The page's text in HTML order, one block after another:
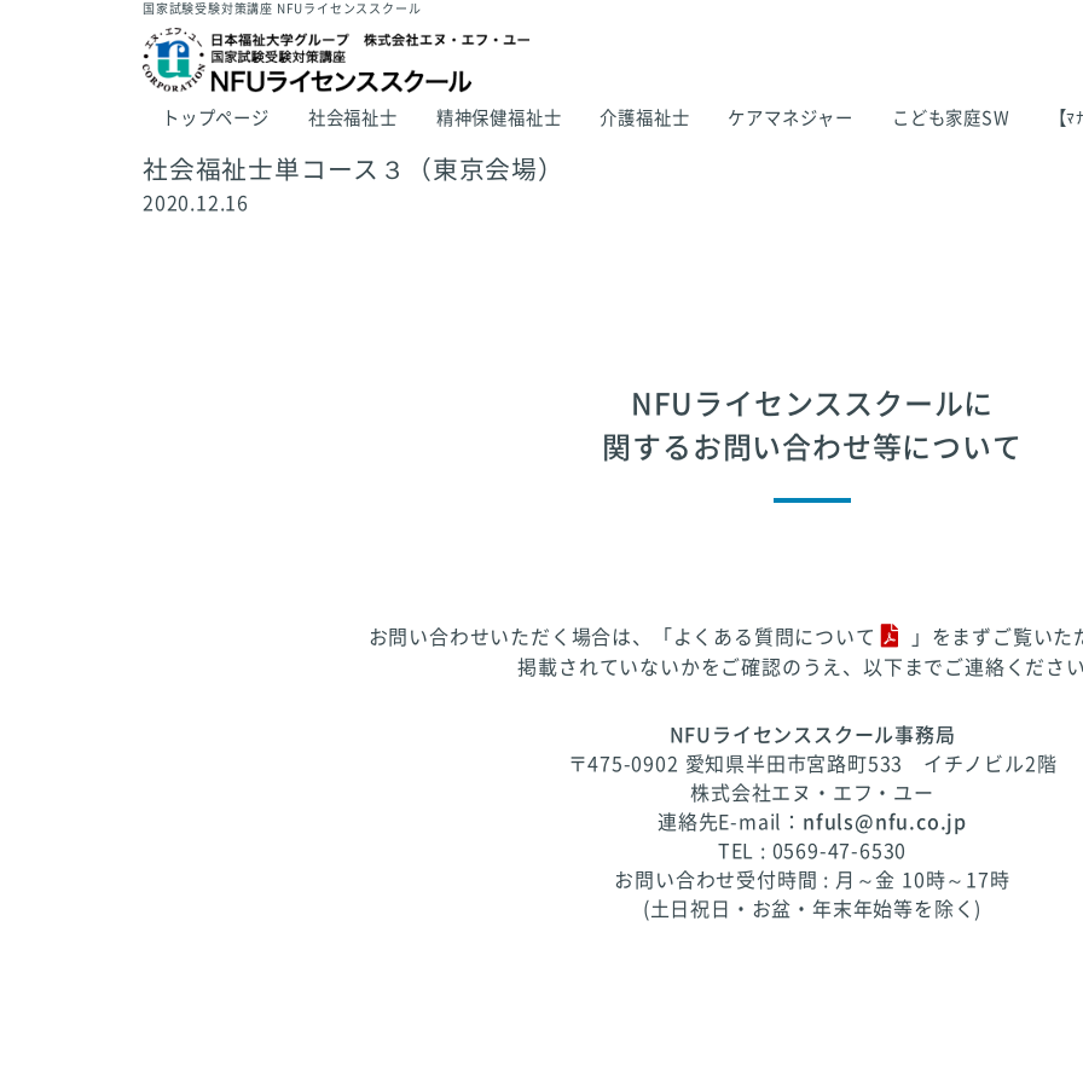
国家試験受験対策講座 NFUライセンススクール
トップページ 社会福祉士 精神保健福祉士 介護福祉士 ケアマネジャー こども家庭SW 【
社会福祉士単コース３（東京会場）
2020.12.16
NFUライセンススクールに
関するお問い合わせ等について
お問い合わせいただく場合は、「 よくある質問について
」をまずご覧いた
掲載されていないかをご確認のうえ、以下までご連絡ください
NFUライセンススクール事務局
〒475-0902 愛知県半田市宮路町533 イチノビル2階
株式会社エヌ・エフ・ユー
連絡先E-mail： nfuls@nfu.co.jp
TEL : 0569-47-6530
お問い合わせ受付時間 : 月～金 10時～17時
(土日祝日・お盆・年末年始等を除く)